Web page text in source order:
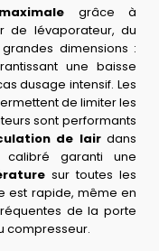
grâce à
de lévaporateur, du
dimensions :
une baisse
dusage intensif. Les
de limiter les
sont performants
de lairdans
garanti une
sur toutes les
est rapide, même en
de la porte
compresseur.